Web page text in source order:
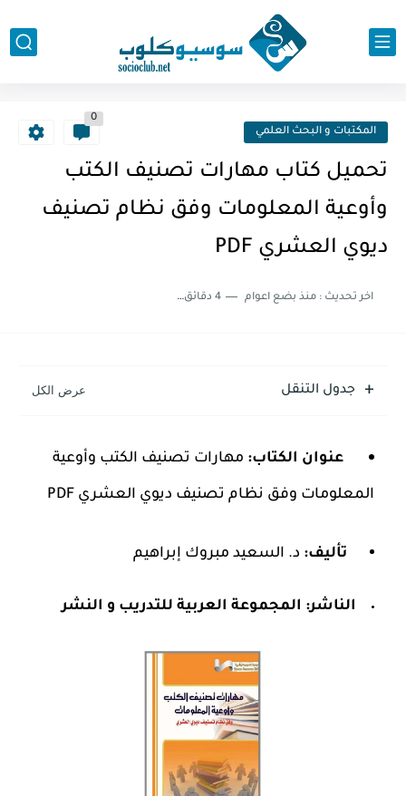
المكتبات و البحث العلمي
0
تحميل كتاب مهارات تصنيف الكتب
وأوعية المعلومات وفق نظام تصنيف
ديوي العشري PDF
اخر تحديث :منذ بضع اعوام 4 دقائق للقراءة
جدول التنقل
عنوان الكتاب: مهارات تصنيف الكتب وأوعية
المعلومات وفق نظام تصنيف ديوي العشري PDF
تأليف: د. السعيد مبروك إبراهيم
الناشر: المجموعة العربية للتدريب و النشر